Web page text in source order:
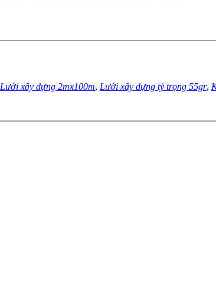
Lưới xây dựng 2mx100m, Lưới xây dựng tỷ trọng 55gr,